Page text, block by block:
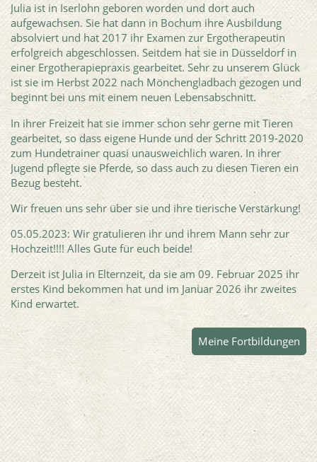
Julia ist in Iserlohn geboren worden und dort auch
aufgewachsen. Sie hat dann in Bochum ihre Ausbildung
absolviert und hat 2017 ihr Examen zur Ergotherapeutin
erfolgreich abgeschlossen. Seitdem hat sie in Düsseldorf in
einer Ergotherapiepraxis gearbeitet. Sehr zu unserem Glück
ist sie im Herbst 2022 nach Mönchengladbach gezogen und
beginnt bei uns mit einem neuen Lebensabschnitt.
In ihrer Freizeit hat sie immer schon sehr gerne mit Tieren
gearbeitet, so dass eigene Hunde und der Schritt 2019-2020
zum Hundetrainer quasi unausweichlich waren. In ihrer
Jugend pflegte sie Pferde, so dass auch zu diesen Tieren ein
Bezug besteht.
Wir freuen uns sehr über sie und ihre tierische Verstärkung!
05.05.2023: Wir gratulieren ihr und ihrem Mann sehr zur
Hochzeit!!!! Alles Gute für euch beide!
Derzeit ist Julia in Elternzeit, da sie am 09. Februar 2025 ihr
erstes Kind bekommen hat und im Januar 2026 ihr zweites
Kind erwartet.
Meine Fortbildungen